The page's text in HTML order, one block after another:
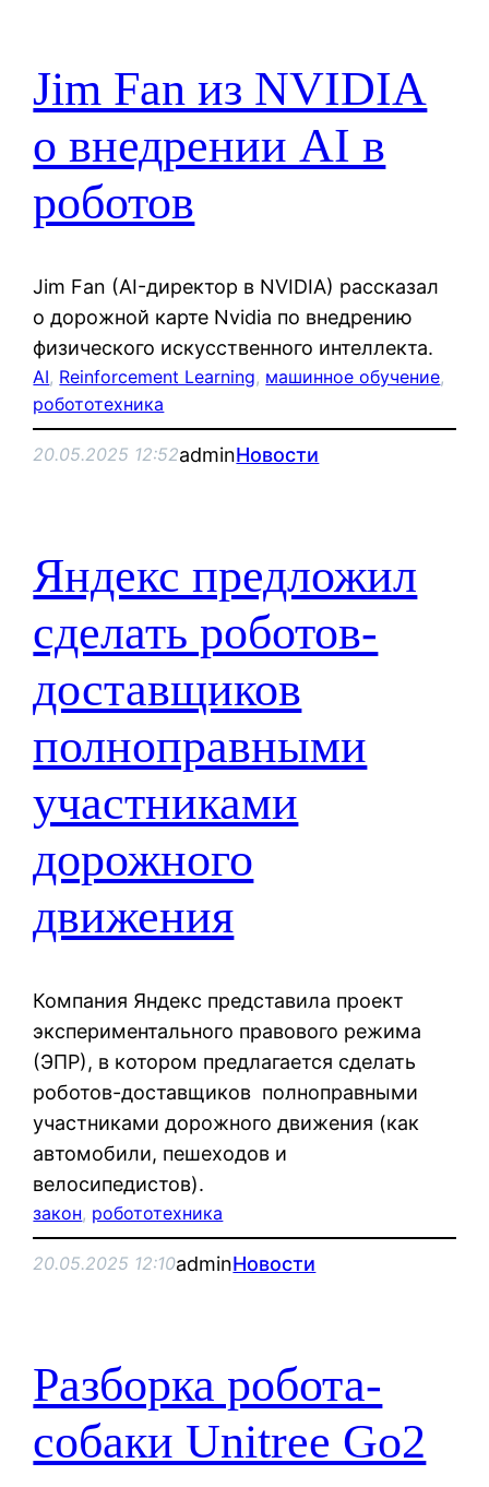
Jim Fan из NVIDIA
о внедрении AI в
роботов
Jim Fan (AI-директор в NVIDIA) рассказал
о дорожной карте Nvidia по внедрению
физического искусственного интеллекта.
AI, Reinforcement Learning, машинное обучение
робототехника
20.05.2025 12:52adminНовости
Яндекс предложил
сделать роботов-
доставщиков
полноправными
участниками
дорожного
движения
Компания Яндекс представила проект
экспериментального правового режима
(ЭПР), в котором предлагается сделать
роботов-доставщиков полноправными
участниками дорожного движения (как
автомобили, пешеходов и
велосипедистов).
закон, робототехника
20.05.2025 12:10adminНовости
Разборка робота-
собаки Unitree Go2